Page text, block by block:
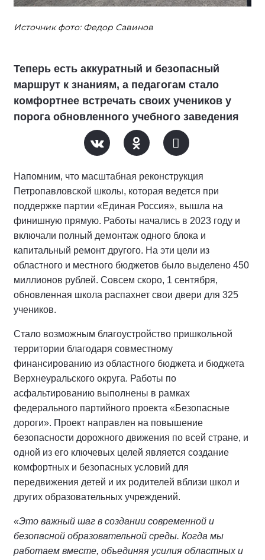
Источник фото: Федор Савинов
Теперь есть аккуратный и безопасный
маршрут к знаниям, а педагогам стало
комфортнее встречать своих учеников у
порога обновленного учебного заведения
Напомним, что масштабная реконструкция
Петропавловской школы, которая ведется при
поддержке партии «Единая Россия», вышла на
финишную прямую. Работы начались в 2023 году и
включали полный демонтаж одного блока и
капитальный ремонт другого. На эти цели из
областного и местного бюджетов было выделено 450
миллионов рублей. Совсем скоро, 1 сентября,
обновленная школа распахнет свои двери для 325
учеников.
Стало возможным благоустройство пришкольной
территории благодаря совместному
финансированию из областного бюджета и бюджета
Верхнеуральского округа. Работы по
асфальтированию выполнены в рамках
федерального партийного проекта «Безопасные
дороги». Проект направлен на повышение
безопасности дорожного движения по всей стране, и
одной из его ключевых целей является создание
комфортных и безопасных условий для
передвижения детей и их родителей вблизи школ и
других образовательных учреждений.
«Это важный шаг в создании современной и
безопасной образовательной среды. Когда мы
работаем вместе, объединяя усилия областных и